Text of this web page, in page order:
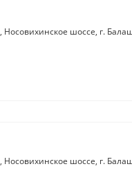
Носовихинское шоссе г.
Носовихинское шоссе г.